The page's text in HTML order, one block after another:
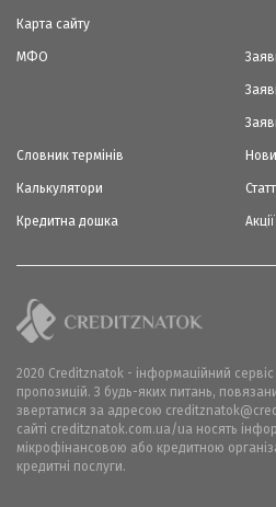
Карта сайту
МФО
Словник термінів
Калькулятори
Кредитна дошка Акції
2020 Creditznatok - інформаційний сервіс
пропозицій. З будь-яких питань,
звертатися за адресою
сайті creditznatok.com.ua/ua носять
мікрофінансовою або кредитною
кредитні послуги.